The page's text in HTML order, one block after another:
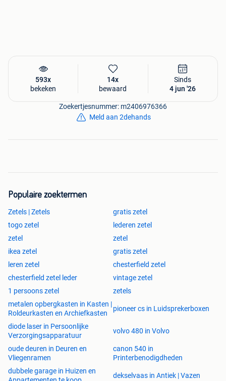
593x
bekeken
14x
bewaard
Sinds
4 jun '26
Zoekertjesnummer: m2406976366
Meld aan 2dehands
Populaire zoektermen
Zetels | Zetels
gratis zetel
togo zetel
lederen zetel
zetel
zetel
ikea zetel
gratis zetel
leren zetel
chesterfield zetel
chesterfield zetel leder
vintage zetel
1 persoons zetel
zetels
metalen opbergkasten in Kasten |
Roldeurkasten en Archiefkasten
pioneer cs in Luidsprekerboxen
diode laser in Persoonlijke
Verzorgingsapparatuur
volvo 480 in Volvo
oude deuren in Deuren en
Vliegenramen
canon 540 in
Printerbenodigdheden
dubbele garage in Huizen en
dekselvaas in Antiek | Vazen